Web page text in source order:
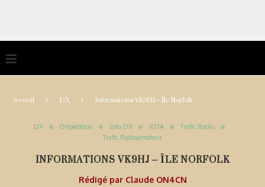
Accueil DX Informations VK9HJ – Île Norfolk
DX DXpédition Info DX IOTA
Trafic Radio
Trafic Radioamateur
INFORMATIONS VK9HJ – ÎLE NORFOLK
Rédigé par Claude ON4CN